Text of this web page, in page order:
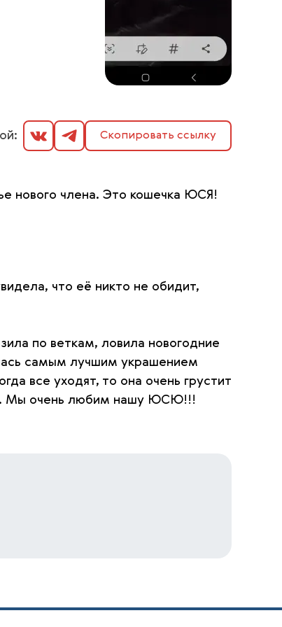
Скопировать ссылку
нового члена. Это кошечка ЮСЯ!
что её никто не обидит,
по веткам, ловила новогодние
самым лучшим украшением
все уходят, то она очень грустит
Мы очень любим нашу ЮСЮ!!!